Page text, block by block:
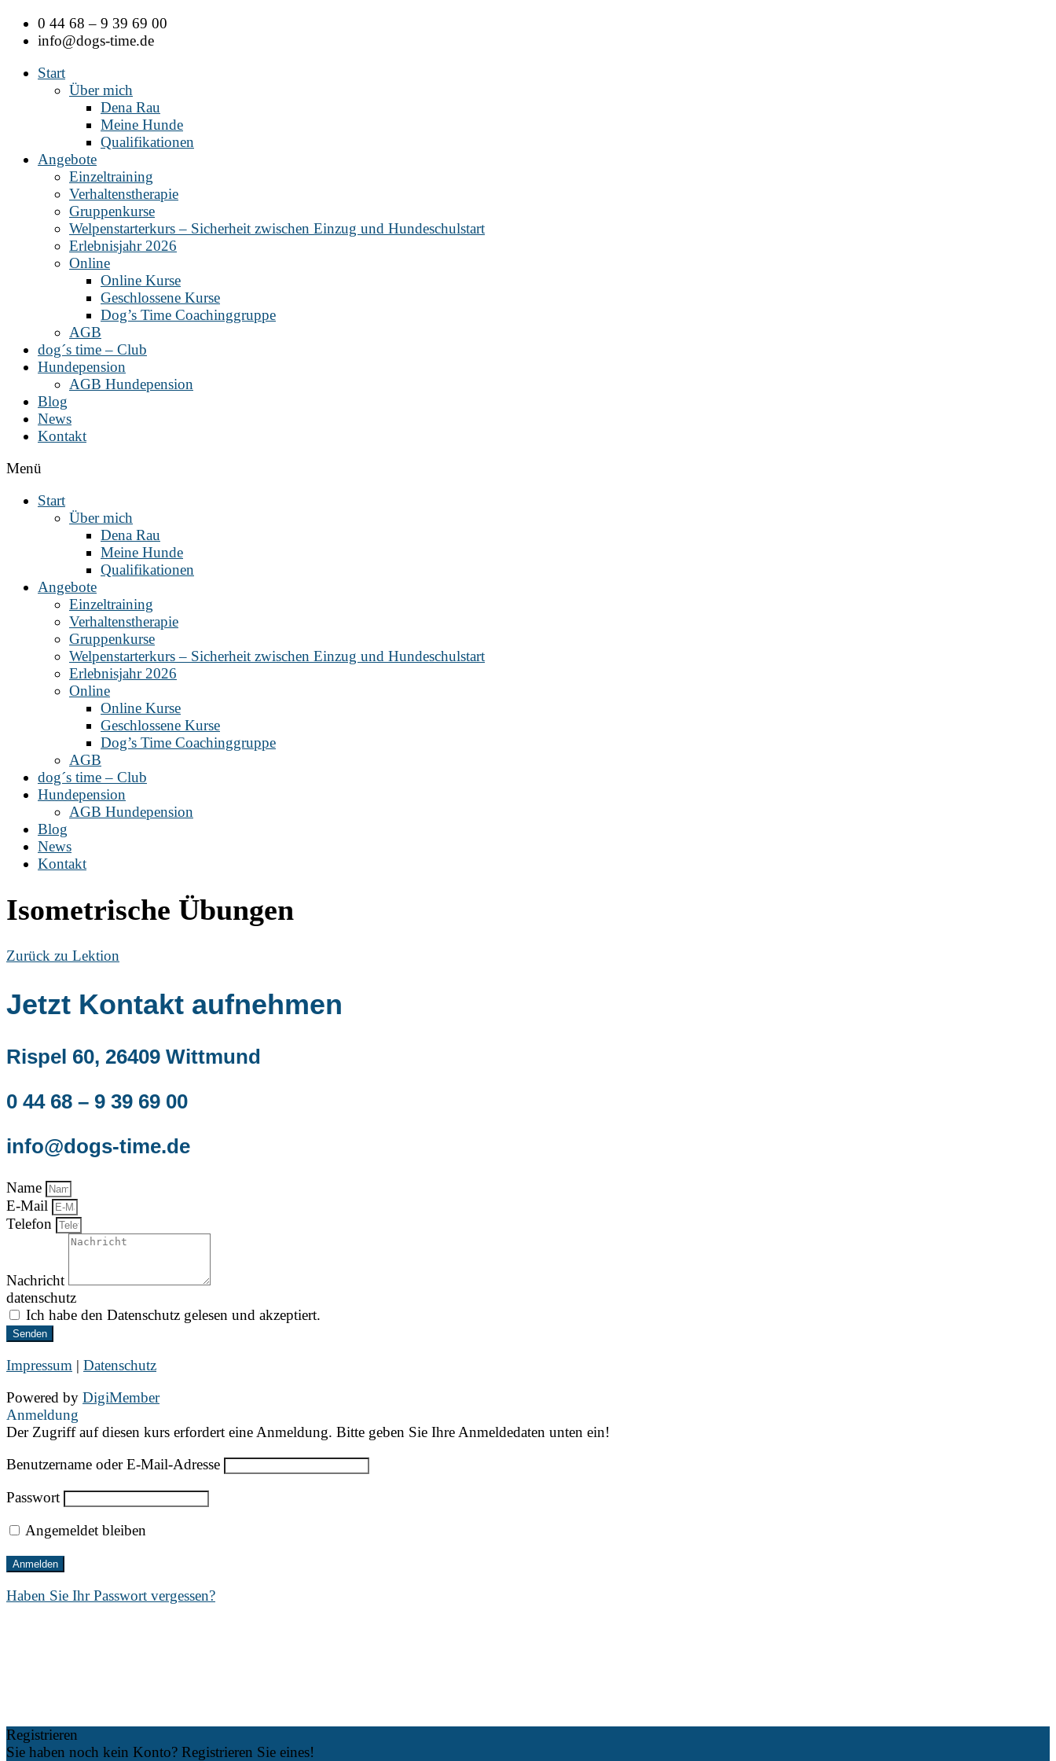
Zum
Inhalt
0 44 68 – 9 39 69 00
info@dogs-time.de
Start
Über mich
Dena Rau
Meine Hunde
Qualifikationen
Angebote
Einzeltraining
Verhaltenstherapie
Gruppenkurse
Welpenstarterkurs – Sicherheit zwischen Einzug und Hundeschulstart
Erlebnisjahr 2026
Online
Online Kurse
Geschlossene Kurse
Dog’s Time Coachinggruppe
AGB
dog´s time – Club
Hundepension
AGB Hundepension
Blog
News
Kontakt
Menü
Start
Über mich
Dena Rau
Meine Hunde
Qualifikationen
Angebote
Einzeltraining
Verhaltenstherapie
Gruppenkurse
Welpenstarterkurs – Sicherheit zwischen Einzug und Hundeschulstart
Erlebnisjahr 2026
Online
Online Kurse
Geschlossene Kurse
Dog’s Time Coachinggruppe
AGB
dog´s time – Club
Hundepension
AGB Hundepension
Blog
News
Kontakt
Isometrische Übungen
Zurück zu Lektion
Jetzt Kontakt aufnehmen
Rispel 60, 26409 Wittmund
0 44 68 – 9 39 69 00
info@dogs-time.de
Name
E-Mail
Telefon
Nachricht
datenschutz
Ich habe den Datenschutz gelesen und akzeptiert.
Senden
Impressum | Datenschutz
Powered by DigiMember
Anmeldung
Der Zugriff auf diesen kurs erfordert eine Anmeldung. Bitte geben Sie Ihre Anmeldedaten unten ein!
Benutzername oder E-Mail-Adresse
Passwort
Angemeldet bleiben
Haben Sie Ihr Passwort vergessen?
Registrieren
Sie haben noch kein Konto? Registrieren Sie eines!